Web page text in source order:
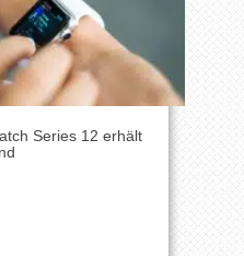
Series 12 erhält